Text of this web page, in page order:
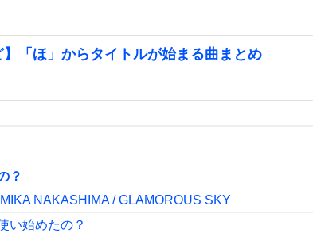
】「ほ」からタイトルが始まる曲まとめ
？
NAKASHIMA / GLAMOROUS SKY
い始めたの？